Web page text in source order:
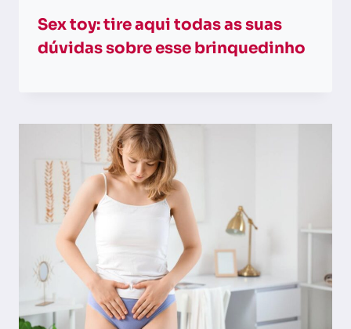
Sex toy: tire aqui todas as suas
dúvidas sobre esse brinquedinho